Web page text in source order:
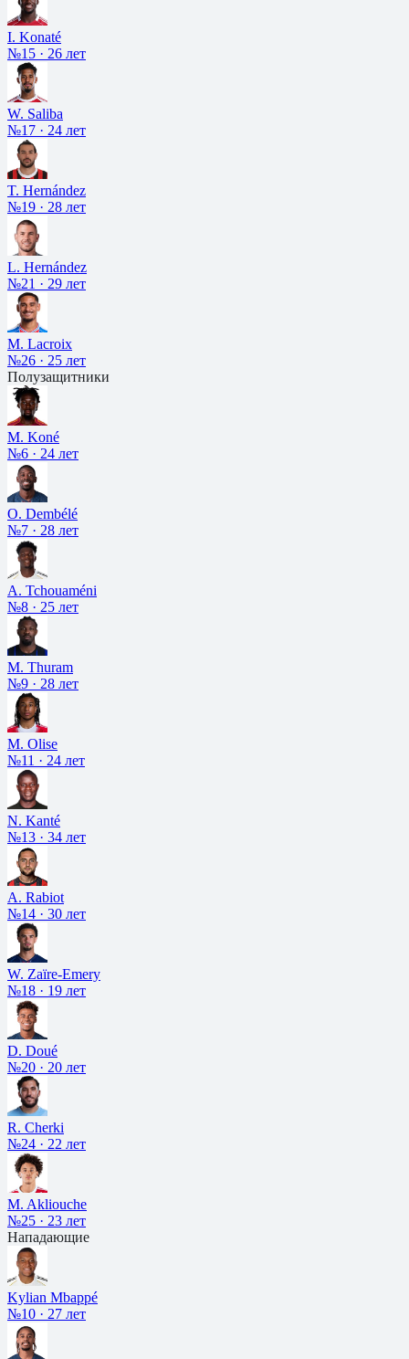
I. Konaté
№15 · 26 лет
W. Saliba
№17 · 24 лет
T. Hernández
№19 · 28 лет
L. Hernández
№21 · 29 лет
M. Lacroix
№26 · 25 лет
Полузащитники
M. Koné
№6 · 24 лет
O. Dembélé
№7 · 28 лет
A. Tchouaméni
№8 · 25 лет
M. Thuram
№9 · 28 лет
M. Olise
№11 · 24 лет
N. Kanté
№13 · 34 лет
A. Rabiot
№14 · 30 лет
W. Zaïre-Emery
№18 · 19 лет
D. Doué
№20 · 20 лет
R. Cherki
№24 · 22 лет
M. Akliouche
№25 · 23 лет
Нападающие
Kylian Mbappé
№10 · 27 лет